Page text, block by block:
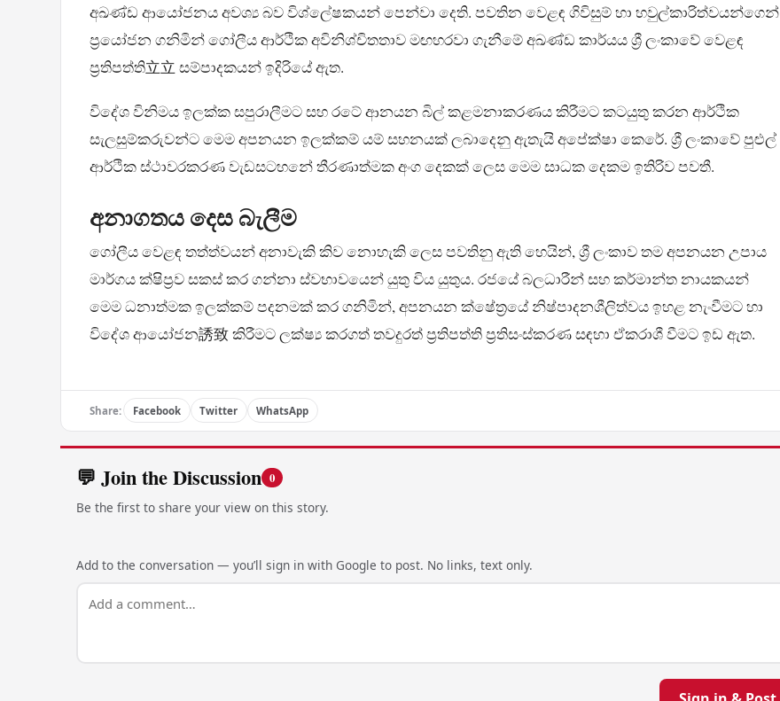
අඛණ්ඩ ආයෝජනය අවශ්‍ය බව විශ්ලේෂකයන් පෙන්වා දෙති. පවතින වෙළඳ ගිවිසුම් හා හවුල්කාරිත්වයන්ගෙන්
ප්‍රයෝජන ගනිමින් ගෝලීය ආර්ථික අවිනිශ්චිතතාව මඟහරවා ගැනීමේ අඛණ්ඩ කාර්යය ශ්‍රී ලංකාවේ වෙළඳ
ප්‍රතිපත්ති立立 සම්පාදකයන් ඉදිරියේ ඇත.
විදේශ විනිමය ඉලක්ක සපුරාලීමට සහ රටේ ආනයන බිල් කළමනාකරණය කිරීමට කටයුතු කරන ආර්ථික
සැලසුම්කරුවන්ට මෙම අපනයන ඉලක්කම් යම් සහනයක් ලබාදෙනු ඇතැයි අපේක්ෂා කෙරේ. ශ්‍රී ලංකාවේ පුළුල්
ආර්ථික ස්ථාවරකරණ වැඩසටහනේ තීරණාත්මක අංග දෙකක් ලෙස මෙම සාධක දෙකම ඉතිරිව පවතී.
අනාගතය දෙස බැලීම
ගෝලීය වෙළඳ තත්ත්වයන් අනාවැකි කිව නොහැකි ලෙස පවතිනු ඇති හෙයින්, ශ්‍රී ලංකාව තම අපනයන උපාය
මාර්ගය ක්ෂිප්‍රව සකස් කර ගන්නා ස්වභාවයෙන් යුතු විය යුතුය. රජයේ බලධාරීන් සහ කර්මාන්ත නායකයන්
මෙම ධනාත්මක ඉලක්කම් පදනමක් කර ගනිමින්, අපනයන ක්ෂේත්‍රයේ නිෂ්පාදනශීලිත්වය ඉහළ නැංවීමට හා
විදේශ ආයෝජන誘致 කිරීමට ලක්ෂ්‍ය කරගත් තවදුරත් ප්‍රතිපත්ති ප්‍රතිසංස්කරණ සඳහා ඒකරාශී වීමට ඉඩ ඇත.
Share: Facebook Twitter WhatsApp
💬 Join the Discussion 0
Be the first to share your view on this story.
Add to the conversation — you’ll sign in with Google to post. No links, text only.